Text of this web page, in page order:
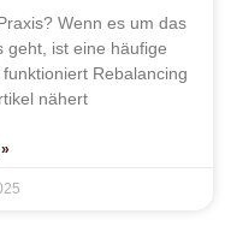
Wenn es um das
geht, ist eine häufige
Rebalancing
nähert